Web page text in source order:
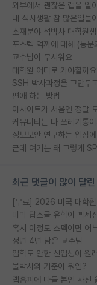
외부에서 괜찮은 랩을 알
내 석사생활 참 많은일들
소재분야 석박사 대학원
교수님이 무서워요
대학원 어디로 가야할까
편애 하는 방법
이사이트가 처음엔 정말
커뮤니티는 다 쓰레기통이
근데 여기는 왜 그렇게
최근 댓글이 많이 달린
미박 탑스쿨 유학이 빡세
혹시 이정도 스펙이면 어
정년 4년 남은 교수님
입학도 안한 신입생이 원
물박사의 기준이 뭐임?
랩홈피에 다들 본인 사진